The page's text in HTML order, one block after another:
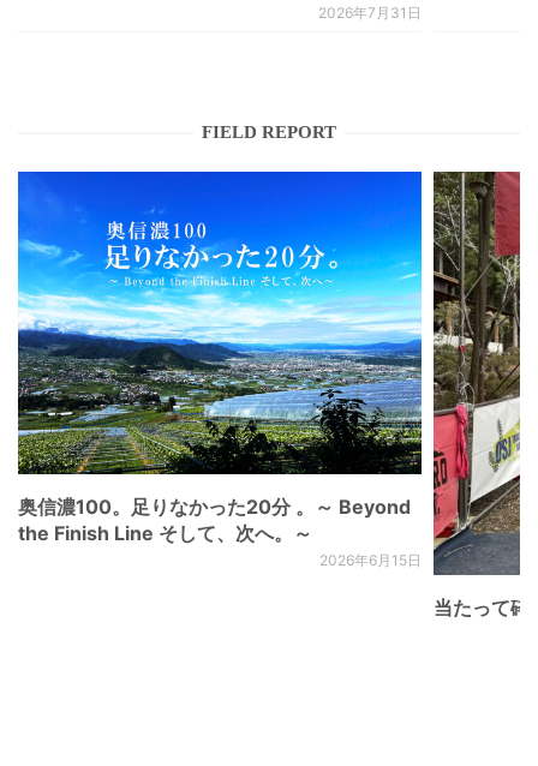
2026年7月31日
FIELD REPORT
奥信濃100。足りなかった20分 。～ Beyond
the Finish Line そして、次へ。～
2026年6月15日
当たって砕